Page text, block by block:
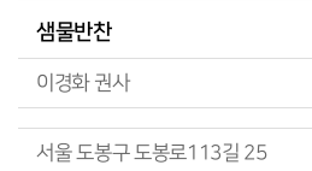
샘물반찬
이경화 권사
서울 도봉구 도봉로113길 25